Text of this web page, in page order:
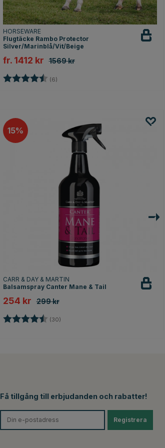
HORSEWARE
Flugtäcke Rambo Protector
Silver/Marinblå/Vit/Beige
fr. 1412 kr 1569 kr
Betyg: (6)
15
CARR & DAY & MARTIN
Balsamspray Canter Mane & Tail
254 kr 299 kr
Betyg: (30)
Få tillgång till erbjudanden och rabatter!
Registrera